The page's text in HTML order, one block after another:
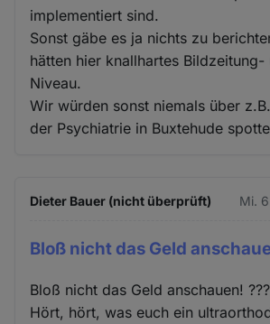
implementiert sind.
Sonst gäbe es ja nichts zu
hätten hier knallhartes Bildzeitung-
Niveau.
Wir würden sonst niemals über
der Psychiatrie in Buxtehude
Dieter Bauer (nicht überprüft) Mi.
Bloß nicht das Geld
Bloß nicht das Geld anschauen!
Hört, hört, was euch ein